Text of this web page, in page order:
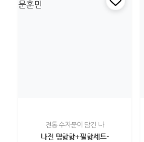
전통 수자문이 담긴 나
나전 명함함+필함세트-